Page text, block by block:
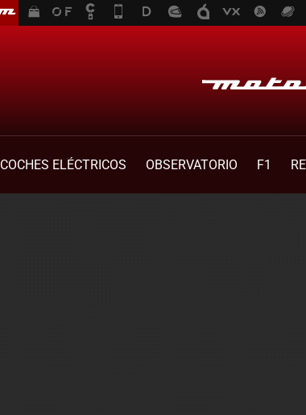
COCHES ELÉCTRICOS OBSERVATORIO F1